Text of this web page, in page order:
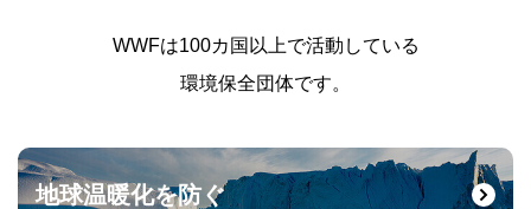
WWFは100カ国以上で活動している
環境保全団体です。
地球温暖化を防ぐ